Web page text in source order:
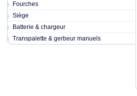
Fourches
Siège
Batterie & chargeur
Transpalette & gerbeur manuels